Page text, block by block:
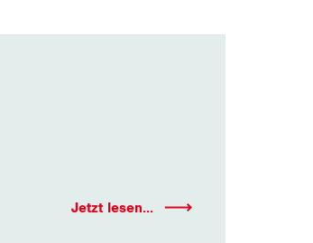
Jetzt lesen...